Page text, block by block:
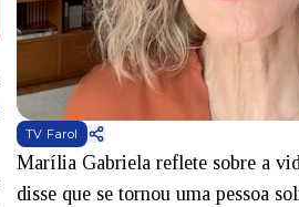
TV Farol
Marília Gabriela reflete sobre a
disse que se tornou uma pessoa